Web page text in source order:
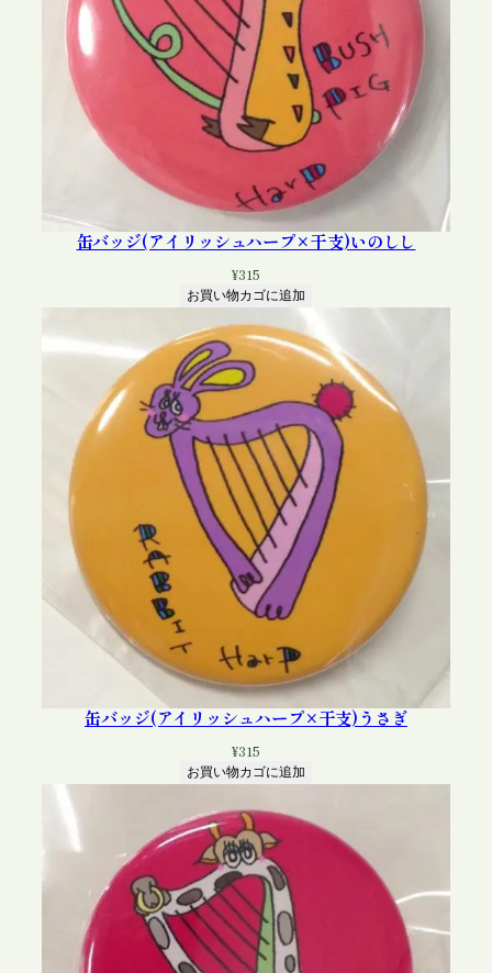
缶バッジ(アイリッシュハープ×干支)いのしし
¥315
お買い物カゴに追加
缶バッジ(アイリッシュハープ×干支)うさぎ
¥315
お買い物カゴに追加